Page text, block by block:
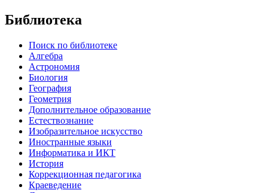
Библиотека
Поиск по библиотеке
Алгебра
Астрономия
Биология
География
Геометрия
Дополнительное образование
Естествознание
Изобразительное искусство
Иностранные языки
Информатика и ИКТ
История
Коррекционная педагогика
Краеведение